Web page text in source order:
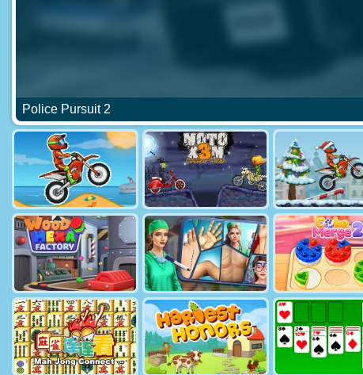
Police Pursuit 2